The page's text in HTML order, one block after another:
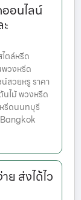
อนไลน์
ตล์หรีด
วงหรีด
สวยหรู ราคา
ไม้ พวงหรีด
รีดนนทบุรี
ย ส่งได้ไว